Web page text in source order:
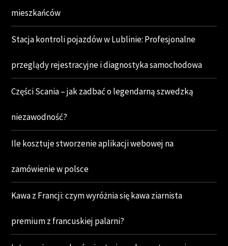
mieszkańców
Stacja kontroli pojazdów w Lublinie: Profesjonalne
przeglądy rejestracyjne i diagnostyka samochodowa
Części Scania – jak zadbać o legendarną szwedzką
niezawodność?
Ile kosztuje stworzenie aplikacji webowej na
zamówienie w polsce
Kawa z Francji: czym wyróżnia się kawa ziarnista
premium z francuskiej palarni?